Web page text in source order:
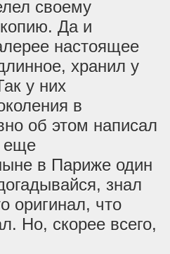
своему
Да и
настоящее
хранил у
у них
в
об этом написал
еще
в Париже один
знал
оригинал, что
Но, скорее всего,